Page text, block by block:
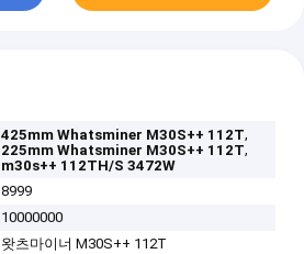
425mm Whatsminer M30S++ 112T,
225mm Whatsminer M30S++ 112T,
m30s++ 112TH/S 3472W
8999
10000000
왓츠마이너 M30S++ 112T